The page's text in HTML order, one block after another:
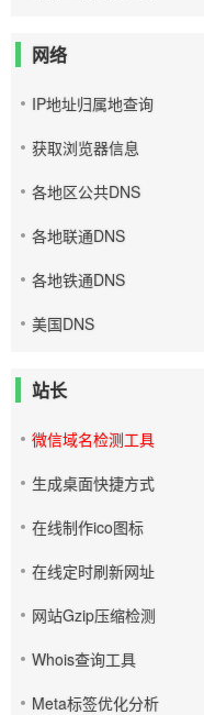
网络
IP地址归属地查询
获取浏览器信息
各地区公共DNS
各地联通DNS
各地铁通DNS
美国DNS
站长
微信域名检测工具
生成桌面快捷方式
在线制作ico图标
在线定时刷新网址
网站Gzip压缩检测
Whois查询工具
Meta标签优化分析